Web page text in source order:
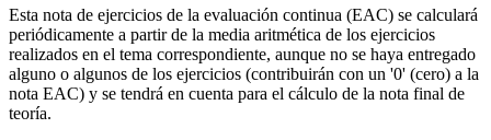
Esta nota de ejercicios de la evaluación continua (EAC) se calculará
periódicamente a partir de la media aritmética de los ejercicios
realizados en el tema correspondiente, aunque no se haya entregado
alguno o algunos de los ejercicios (contribuirán con un '0' (cero) a la
nota EAC) y se tendrá en cuenta para el cálculo de la nota final de
teoría.